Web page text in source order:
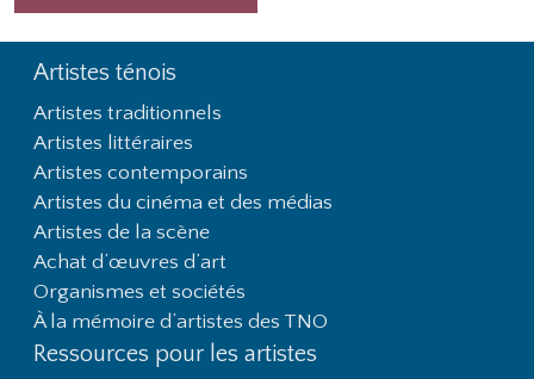
Footer First
Artistes ténois
Artistes traditionnels
Artistes littéraires
Artistes contemporains
Artistes du cinéma et des médias
Artistes de la scène
Achat d’œuvres d’art
Organismes et sociétés
À la mémoire d’artistes des TNO
Ressources pour les artistes